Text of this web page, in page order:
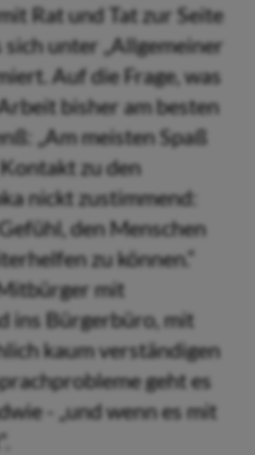
Rat und Tat zur Seite
sich unter „Allgemeiner
Auf die Frage, was
bisher am besten
„Am meisten Spaß
zu den
nickt zustimmend:
den Menschen
zu können.“
mit
ins Bürgerbüro, mit
kaum verständigen
geht es
- „und wenn es mit